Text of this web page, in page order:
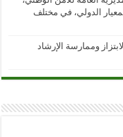
الدولي، في مختلف
وممارسة الإرشاد